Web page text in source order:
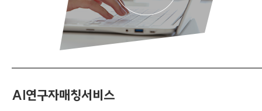
AI연구자매칭서비스